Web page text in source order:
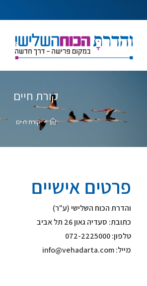
קורת חיים
> קורת חיים
פרטים אישיים
והדרת הכוח השלישי (ע"ר)
כתובת: סעדיה גאון 26 תל אביב
טלפון: 072-2225000
מייל: info@vehadarta.com